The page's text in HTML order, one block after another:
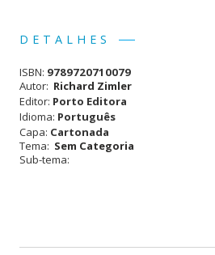
13,30 €.
Fosse...
DETALHES
ISBN: 9789720710079
Autor: Richard Zimler
Editor: Porto Editora
Idioma: Português
Capa: Cartonada
Tema: Sem Categoria
Sub-tema: